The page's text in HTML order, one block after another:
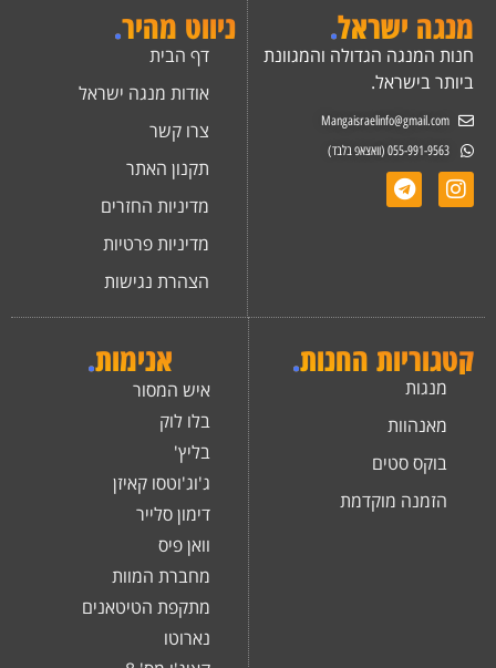
מנגה ישראל.
חנות המנגה הגדולה והמגוונת
ביותר בישראל.
Mangaisraelinfo@gmail.com
055-991-9563 (וואצאפ בלבד)
ניווט מהיר.
דף הבית
אודות מנגה ישראל
צרו קשר
תקנון האתר
מדיניות החזרים
מדיניות פרטיות
הצהרת נגישות
קטגוריות החנות.
מנגות
מאנהוות
בוקס סטים
הזמנה מוקדמת
אנימות.
איש המסור
בלו לוק
בליץ'
ג'וג'וטסו קאיזן
דימון סלייר
וואן פיס
מחברת המוות
מתקפת הטיטאנים
נארוטו